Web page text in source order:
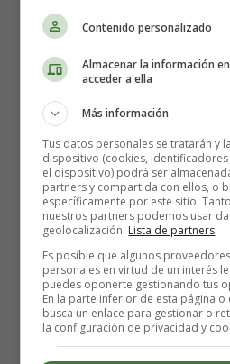
"Cantos de la Ballena: La
poesía que rinde homenaje a una
majestuosas y fascinantes del
través de la poesía, se destaca
de estas criaturas marinas y se
cuidar y proteger su hábitat.
Cantos de la
Belleza del
Gigantes del mar,
las ballenas nadan en
Sus saltos en el agua son un
en cada movimiento muestran
Contenido personalizado
Almacenar la información
acceder a ella
Más información
Tus datos personales se tratarán y
dispositivo (cookies,
el dispositivo) podrá ser
partners y compartida con ellos, o
específicamente por este sitio.
nuestros partners podemos usar
geolocalización. Lista de partners.
Es posible que algunos
personales en virtud de un interés
puedes oponerte gestionando tus
En la parte inferior de esta página o
busca un enlace para gestionar o
la configuración de privacidad y